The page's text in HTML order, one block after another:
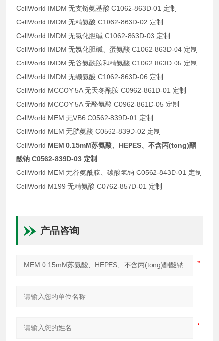
CellWorld IMDM 无支链氨基酸 C1062-863D-01 定制
CellWorld IMDM 无精氨酸 C1062-863D-02 定制
CellWorld IMDM 无氯化胆碱 C1062-863D-03 定制
CellWorld IMDM 无氯化胆碱、蛋氨酸 C1062-863D-04 定制
CellWorld IMDM 无谷氨酰胺和精氨酸 C1062-863D-05 定制
CellWorld IMDM 无缬氨酸 C1062-863D-06 定制
CellWorld MCCOY'5A 无天冬酰胺 C0962-861D-01 定制
CellWorld MCCOY'5A 无酪氨酸 C0962-861D-05 定制
CellWorld MEM 无VB6 C0562-839D-01 定制
CellWorld MEM 无胱氨酸 C0562-839D-02 定制
CellWorld MEM 0.15mM苏氨酸、HEPES、不含丙(tong)酮
酸钠 C0562-839D-03 定制
CellWorld MEM 无谷氨酰胺、碳酸氢钠 C0562-843D-01 定制
CellWorld M199 无精氨酸 C0762-857D-01 定制
产品咨询